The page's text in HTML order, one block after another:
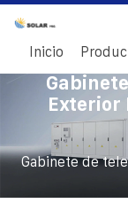
Inicio
Exterior
Gabinete de